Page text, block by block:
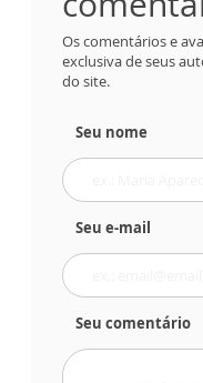
Os comentários e
exclusiva de seus
do site.
Seu nome
Seu e-mail
Seu comentário